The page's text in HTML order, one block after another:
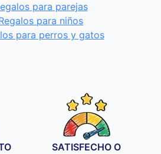
para parejas
para niños
para perros y gatos
SATISFECHO O